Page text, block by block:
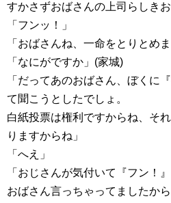
すかさずおばさんの上司らしき
「フンッ！」
「おばさんね、一命をとりとめ
「なにがですか」(家城)
「だってあのおばさん、ぼくに
て聞こうとしたでしょ。
白紙投票は権利ですからね、そ
りますからね」
「へえ」
「おじさんが気付いて『フン！
おばさん言っちゃってましたか